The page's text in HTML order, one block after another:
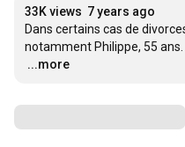
33K views 7 years ago
Dans certains cas de
…
...more